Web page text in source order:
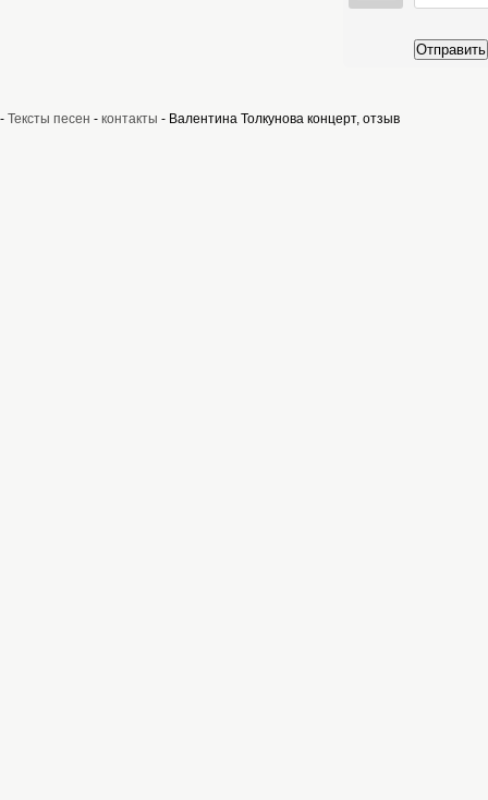
Отправить
- Тексты песен - контакты - Валентина Толкунова концерт, отзыв